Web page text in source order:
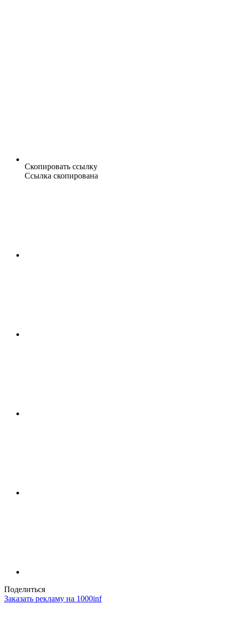
Скопировать ссылку
Ссылка скопирована
Поделиться
Заказать рекламу на 1000inf